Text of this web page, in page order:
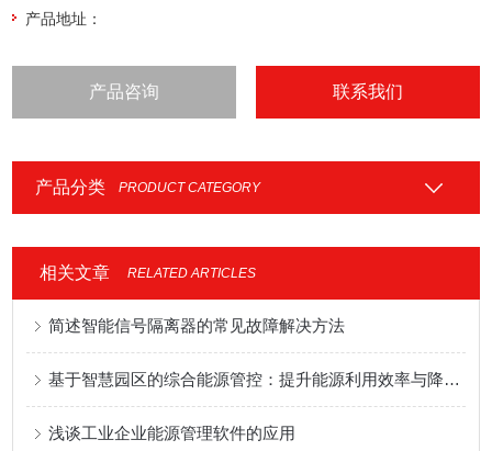
产品地址：
产品咨询 联系我们
产品分类 PRODUCT CATEGORY
相关文章 RELATED ARTICLES
简述智能信号隔离器的常见故障解决方法
基于智慧园区的综合能源管控：提升能源利用效率与降低运营成本的有效策略
浅谈工业企业能源管理软件的应用